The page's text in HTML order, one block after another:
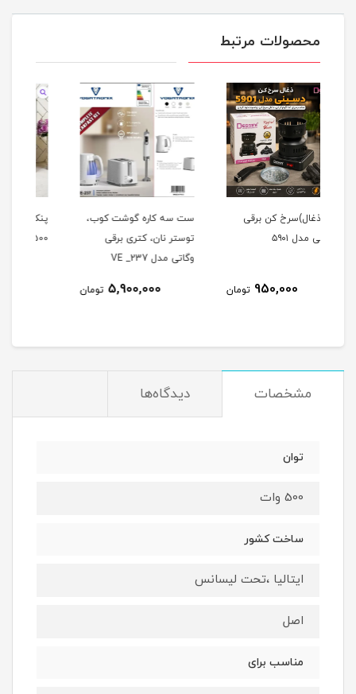
محصولات مرتبط
ست سه کاره گوشت کوب،
توستر نان، کتری برقی
5,900,000
پنکه ایستاده تفال مدل
TL500
10,000,000
مشخصات دیدگاه‌ها
توان
500 وات
ساخت کشور
ایتالیا ،تحت لیسانس
اصل
مناسب برای